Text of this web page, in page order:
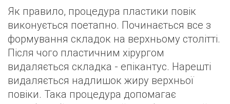
Як правило, процедура пластики повік
виконується поетапно. Починається все з
формування складок на верхньому столітті.
Після чого пластичним хірургом
видаляється складка - епікантус. Нарешті
видаляється надлишок жиру верхньої
повіки. Така процедура допомагає